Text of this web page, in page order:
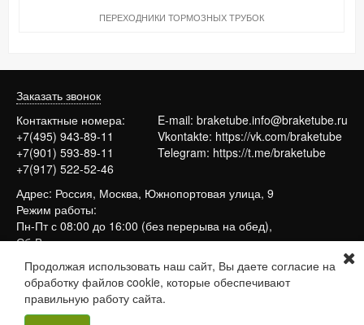
ПЕРЕХОДНИКИ ТОРМОЗНЫХ ТРУБОК
Заказать звонок
Контактные номера:
+7(495) 943-89-11
+7(901) 593-89-11
+7(917) 522-52-46
Адрес: Россия, Москва, Южнопортовая улица, 9
Режим работы:
Пн-Пт с 08:00 до 16:00 (без перерыва на обед),
Сб-Вс выходные
E-mail: braketube.info@braketube.ru
Vkontakte: https://vk.com/braketube
Telegram: https://t.me/braketube
Сайт работает на системеМойБизнес2
Продолжая использовать наш сайт, Вы даете согласие на
обработку файлов cookie, которые обеспечивают
правильную работу сайта.